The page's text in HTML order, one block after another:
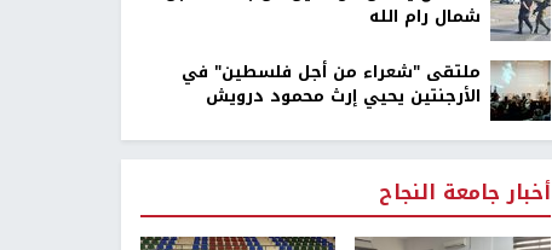
شمال رام الله
ملتقى "شعراء من أجل فلسطين" في
الأرجنتين يحيي إرث محمود درويش
أخبار جامعة النجاح